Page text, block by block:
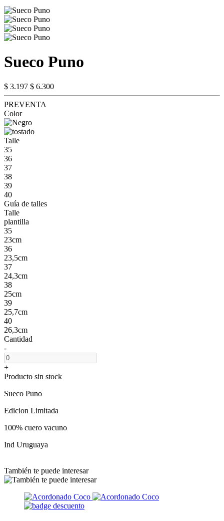
Sueco Puno
$ 3.197 $ 6.300
PREVENTA
Color
Talle
35
36
37
38
39
40
Guía de talles
Talle
plantilla
35
23cm
36
23,5cm
37
24,3cm
38
25cm
39
25,7cm
40
26,3cm
Cantidad
-
+
Producto sin stock
Sueco Puno
Edicion Limitada
100% cuero vacuno
Ind Uruguaya
También te puede interesar